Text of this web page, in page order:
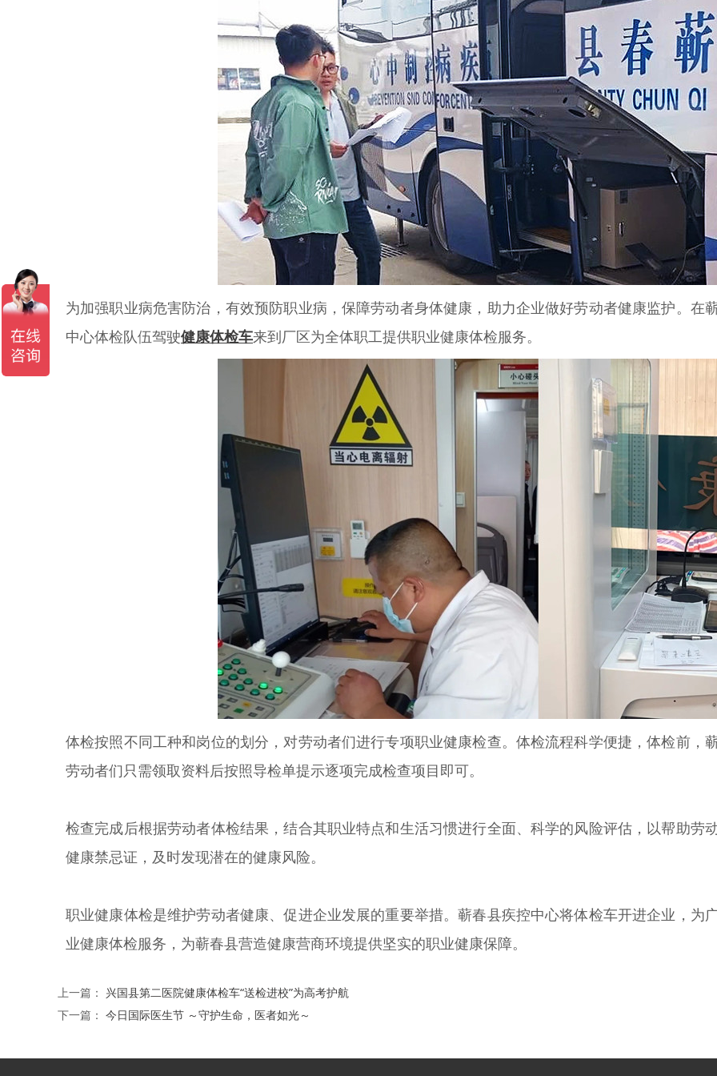
为加强职业病危害防治，有效预防职业病，保障劳动者身体健康，助力企业做好劳动者健康监护。在
中心体检队伍驾驶健康体检车来到厂区为全体职工提供职业健康体检服务。
体检按照不同工种和岗位的划分，对劳动者们进行专项职业健康检查。体检流程科学便捷，体检前，
劳动者们只需领取资料后按照导检单提示逐项完成检查项目即可。
检查完成后根据劳动者体检结果，结合其职业特点和生活习惯进行全面、科学的风险评估，以帮助劳
健康禁忌证，及时发现潜在的健康风险。
职业健康体检是维护劳动者健康、促进企业发展的重要举措。蕲春县疾控中心将体检车开进企业，为
业健康体检服务，为蕲春县营造健康营商环境提供坚实的职业健康保障。
上一篇： 兴国县第二医院健康体检车“送检进校”为高考护航
下一篇： 今日国际医生节 ～守护生命，医者如光～